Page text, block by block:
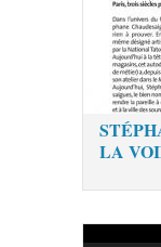
LA